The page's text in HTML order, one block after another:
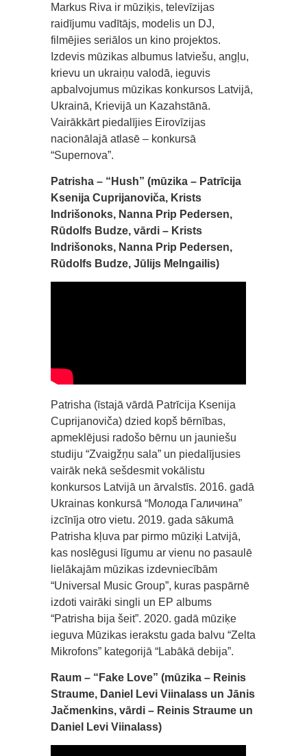
Markus Riva ir mūziķis, televīzijas
raidījumu vadītājs, modelis un DJ,
filmējies seriālos un kino projektos.
Izdevis mūzikas albumus latviešu, angļu,
krievu un ukraiņu valodā, ieguvis
apbalvojumus mūzikas konkursos Latvijā,
Ukrainā, Krievijā un Kazahstānā.
Vairākkārt piedalījies Eirovīzijas
nacionālajā atlasē – konkursā
“Supernova”.
Patrisha – “Hush” (mūzika – Patrīcija
Ksenija Cuprijanoviča, Krists
Indrišonoks, Nanna Prip Pedersen,
Rūdolfs Budze, vārdi – Krists
Indrišonoks, Nanna Prip Pedersen,
Rūdolfs Budze, Jūlijs Melngailis)
Patrisha (īstajā vārdā Patrīcija Ksenija
Cuprijanoviča) dzied kopš bērnības,
apmeklējusi radošo bērnu un jauniešu
studiju “Zvaigžņu sala” un piedalījusies
vairāk nekā sešdesmit vokālistu
konkursos Latvijā un ārvalstīs. 2016. gadā
Ukrainas konkursā “Молода Галичина”
izcīnīja otro vietu. 2019. gada sākumā
Patrisha kļuva par pirmo mūziķi Latvijā,
kas noslēgusi līgumu ar vienu no pasaulē
lielākajām mūzikas izdevniecībām
“Universal Music Group”, kuras paspārnē
izdoti vairāki singli un EP albums
“Patrisha bija šeit”. 2020. gadā mūziķe
ieguva Mūzikas ierakstu gada balvu “Zelta
Mikrofons” kategorijā “Labākā debija”.
Raum – “Fake Love” (mūzika – Reinis
Straume, Daniel Levi Viinalass un Jānis
Jačmenkins, vārdi – Reinis Straume un
Daniel Levi Viinalass)